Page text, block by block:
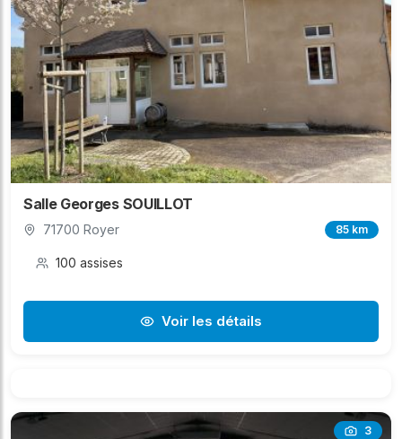
Salle Georges SOUILLOT
71700 Royer 85 km
100 assises
Voir les détails
3